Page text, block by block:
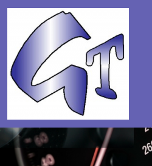
Panneau de gestion des cookies